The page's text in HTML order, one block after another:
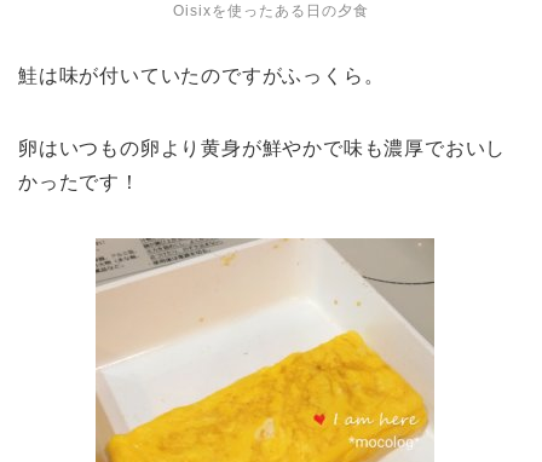
Oisixを使ったある日の夕食
鮭は味が付いていたのですがふっくら。
卵はいつもの卵より黄身が鮮やかで味も濃厚でおいし
かったです！